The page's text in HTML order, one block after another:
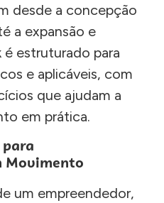
desde a concepção
a expansão e
é estruturado para
e aplicáveis, com
que ajudam a
em prática.
Movimento
um empreendedor,